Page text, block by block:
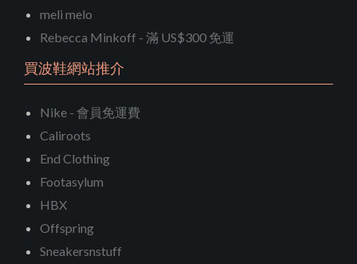
meli melo
Rebecca Minkoff - 滿 US$300 免運
買波鞋網站推介
Nike - 會員免運費
Caliroots
End Clothing
Footasylum
HBX
Offspring
Sneakersnstuff